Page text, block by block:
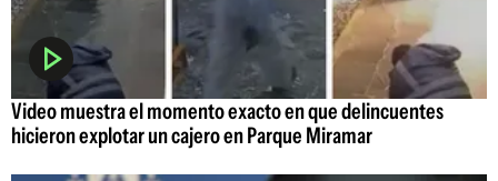
Video muestra el momento exacto en que delincuentes
hicieron explotar un cajero en Parque Miramar